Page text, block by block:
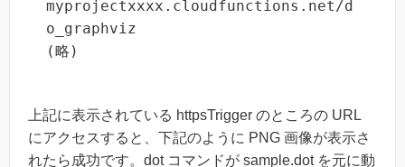
myprojectxxxx.cloudfunctions.net/d
o_graphviz
(略)
上記に表示されている httpsTrigger のところの URL
にアクセスすると、下記のように PNG 画像が表示さ
れたら成功です。dot コマンドが sample.dot を元に動